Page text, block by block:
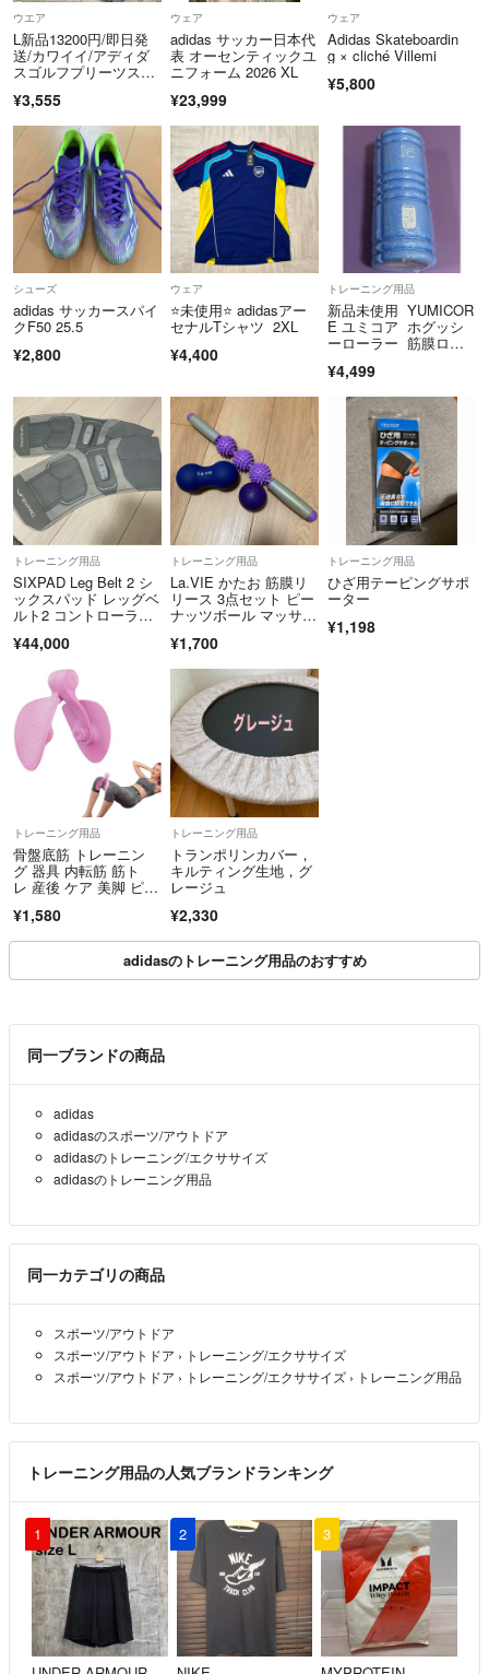
ウエア
L新品13200円/即日発
送/カワイイ/アディダ
スゴルフプリーツスカ
¥3,555
ウェア
adidas サッカー日本代
表 オーセンティックユ
ニフォーム 2026 XL
¥23,999
ウェア
Adidas Skateboardin
g × cliché Villemi
¥5,800
シューズ
adidas サッカースパイ
クF50 25.5
¥2,800
ウェア
⭐️未使用⭐️ adidasアー
セナルTシャツ 2XL
¥4,400
トレーニング用品
新品未使用 YUMICOR
E ユミコア ホグッシ
ーローラー 筋膜ロー
¥4,499
トレーニング用品
SIXPAD Leg Belt 2 シ
ックスパッド レッグベ
ルト2 コントローラー
¥44,000
トレーニング用品
La.VIE かたお 筋膜リ
リース 3点セット ピー
ナッツボール マッサー
¥1,700
トレーニング用品
ひざ用テーピングサポ
ーター
¥1,198
トレーニング用品
骨盤底筋 トレーニン
グ 器具 内転筋 筋ト
レ 産後 ケア 美脚 ピン
¥1,580
トレーニング用品
トランポリンカバー，
キルティング生地，グ
レージュ
¥2,330
adidasのトレーニング用品のおすすめ
同一ブランドの商品
adidas
adidasのスポーツ/アウトドア
adidasのトレーニング/エクササイズ
adidasのトレーニング用品
同一カテゴリの商品
スポーツ/アウトドア
スポーツ/アウトドア › トレーニング/エクササイズ
スポーツ/アウトドア › トレーニング/エクササイズ › トレーニング用品
トレーニング用品の人気ブランドランキング
1 2 3